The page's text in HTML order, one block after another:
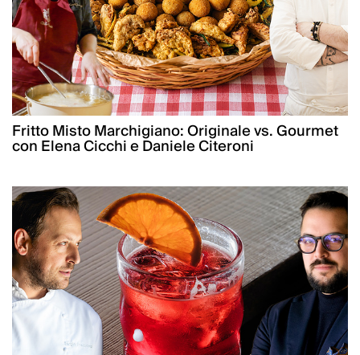
Fritto Misto Marchigiano: Originale vs. Gourmet
con Elena Cicchi e Daniele Citeroni